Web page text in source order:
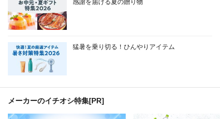
感謝を届ける夏の贈り物
猛暑を乗り切る！ひんやりアイテム
メーカーのイチオシ特集[PR]